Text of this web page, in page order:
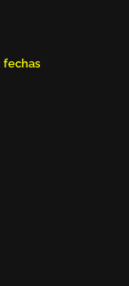
fechas